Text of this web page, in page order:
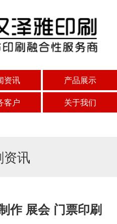
资讯
产品展示
客户
关于我们
资讯
作 展会 门票印刷